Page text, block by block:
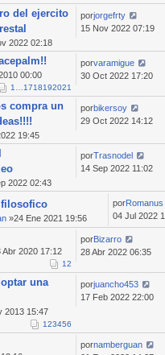
del ejercito
2022 02:18
porjorgefrty
15 Nov 2022 07:19
00:00
1…1718192021
porvaramigue
30 Oct 2022 17:20
compra un
19:45
porbikersoy
29 Oct 2022 14:12
2022 02:43
porTrasnodel
14 Sep 2022 11:02
»24 Ene 2021 19:56
porRomanus
04 Jul 2022
Abr 2020 17:12
12
porBizarro
28 Abr 2022 06:35
una
2013 15:47
123456
porjuancho453
17 Feb 2022 22:00
pornamberguan